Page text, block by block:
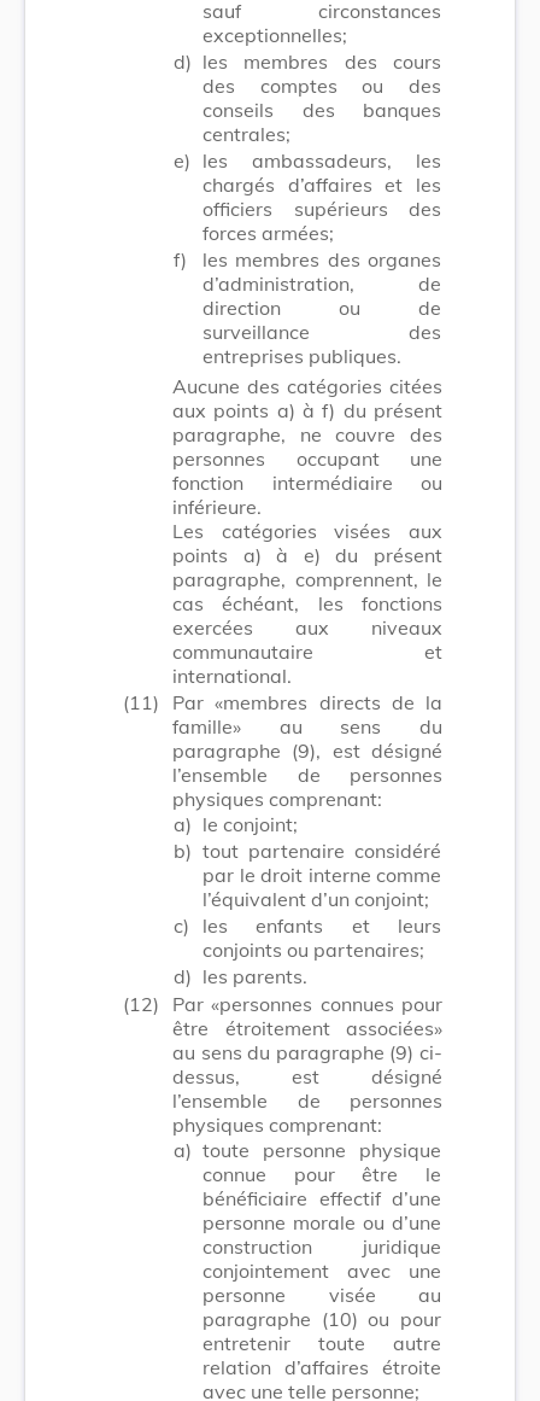
sauf circonstances
exceptionnelles;
d) les membres des cours
des comptes ou des
conseils des banques
centrales;
e) les ambassadeurs, les
chargés d’affaires et les
officiers supérieurs des
forces armées;
f)
les membres des organes
d’administration, de
direction ou de
surveillance des
entreprises publiques.
Aucune des catégories citées
aux points a) à f) du présent
paragraphe, ne couvre des
personnes occupant une
fonction intermédiaire ou
inférieure.
Les catégories visées aux
points a) à e) du présent
paragraphe, comprennent, le
cas échéant, les fonctions
exercées aux niveaux
communautaire et
international.
(11)
Par «membres directs de la
famille» au sens du
paragraphe (9), est désigné
l’ensemble de personnes
physiques comprenant:
a) le conjoint;
b) tout partenaire considéré
par le droit interne comme
l’équivalent d’un conjoint;
c)
les enfants et leurs
conjoints ou partenaires;
d) les parents.
(12)
Par «personnes connues pour
être étroitement associées»
au sens du paragraphe (9) ci-
dessus, est désigné
l’ensemble de personnes
physiques comprenant:
a) toute personne physique
connue pour être le
bénéficiaire effectif d’une
personne morale ou d’une
construction juridique
conjointement avec une
personne visée au
paragraphe (10) ou pour
entretenir toute autre
relation d’affaires étroite
avec une telle personne;